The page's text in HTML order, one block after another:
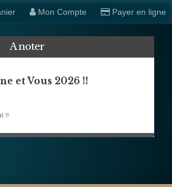
A noter
et Vous 2026 !!
!!
Mon Compte Payer en ligne